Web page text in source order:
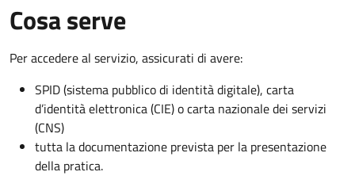
Cosa serve
Per accedere al servizio, assicurati di avere:
SPID (sistema pubblico di identità digitale), carta
d’identità elettronica (CIE) o carta nazionale dei servizi
(CNS)
tutta la documentazione prevista per la presentazione
della pratica.